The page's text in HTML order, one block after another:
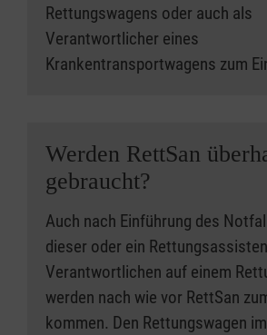
Die Unterrichtszeiten sind
Montag bis Freitag jeweils von
Uhr. Die verbindlichen
Rettungswagens oder auch als
Verantwortlicher eines
Krankentransportwagens zum
Werden RettSan
gebraucht?
Auch nach Einführung des
dieser oder ein
Verantwortlichen auf einem
werden nach wie vor RettSan
kommen. Den Rettungswagen